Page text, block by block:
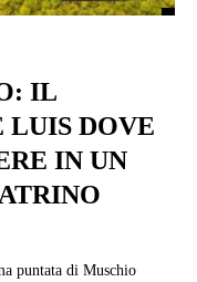
IL
LUIS DOVE
IN UN
puntata di Muschio